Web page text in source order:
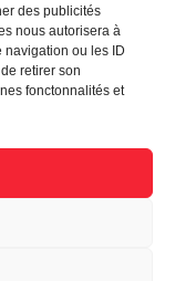
des publicités
nous autorisera à
navigation ou les ID
retirer son
fonctonnalités et